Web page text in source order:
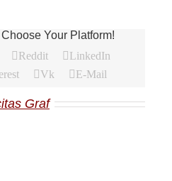
Your Platform!
Reddit
LinkedIn
Vk E-Mail
Graf